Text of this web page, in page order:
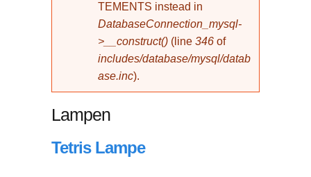
TEMENTS instead in
DatabaseConnection_mysql-
>__construct() (line 346 of
includes/database/mysql/datab
ase.inc).
Lampen
Tetris Lampe